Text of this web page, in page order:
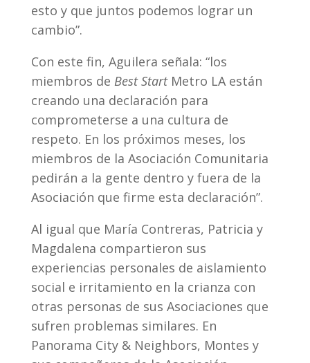
esto y que juntos podemos lograr un
cambio”.
Con este fin, Aguilera señala: “los
miembros de Best StartMetro LA están
creando una declaración para
comprometerse a una cultura de
respeto. En los próximos meses, los
miembros de la Asociación Comunitaria
pedirán a la gente dentro y fuera de la
Asociación que firme esta declaración”.
Al igual que María Contreras, Patricia y
Magdalena compartieron sus
experiencias personales de aislamiento
social e irritamiento en la crianza con
otras personas de sus Asociaciones que
sufren problemas similares. En
Panorama City & Neighbors, Montes y